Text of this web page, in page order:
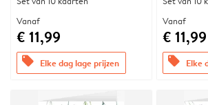
Vanaf
€ 11,99
offers Elke dag lage prijzen
Vanaf
€ 11,99
offers Elke